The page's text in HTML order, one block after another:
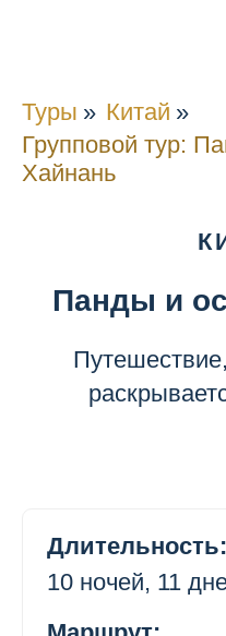
Туры » Китай »
Групповой тур:
Хайнань
Панды и
Длительность:
10 ночей, 11